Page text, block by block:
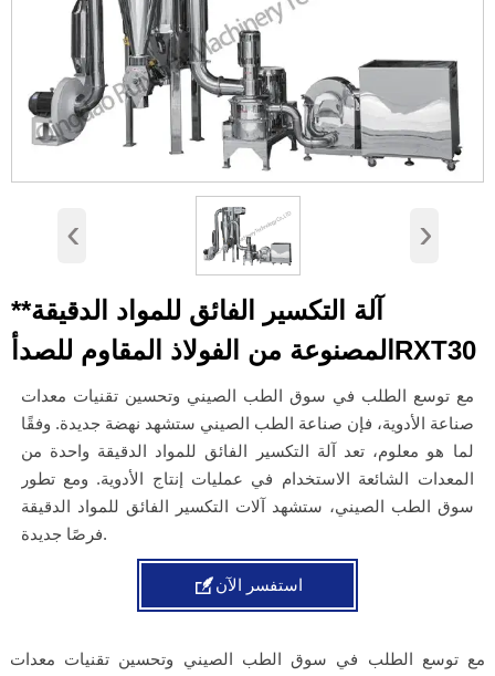
‹ ›
**آلة التكسير الفائق للمواد الدقيقة
المصنوعة من الفولاذ المقاوم للصدأRXT30
مع توسع الطلب في سوق الطب الصيني وتحسين تقنيات معدات
صناعة الأدوية، فإن صناعة الطب الصيني ستشهد نهضة جديدة. وفقًا
لما هو معلوم، تعد آلة التكسير الفائق للمواد الدقيقة واحدة من
المعدات الشائعة الاستخدام في عمليات إنتاج الأدوية. ومع تطور
سوق الطب الصيني، ستشهد آلات التكسير الفائق للمواد الدقيقة
فرصًا جديدة.
استفسر الآن
مع توسع الطلب في سوق الطب الصيني وتحسين تقنيات معدات